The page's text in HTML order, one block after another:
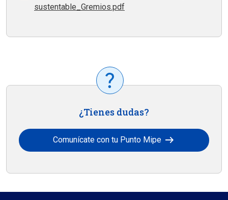
sustentable_Gremios.pdf
¿Tienes dudas?
Comunícate con tu Punto Mipe arrow_right_alt